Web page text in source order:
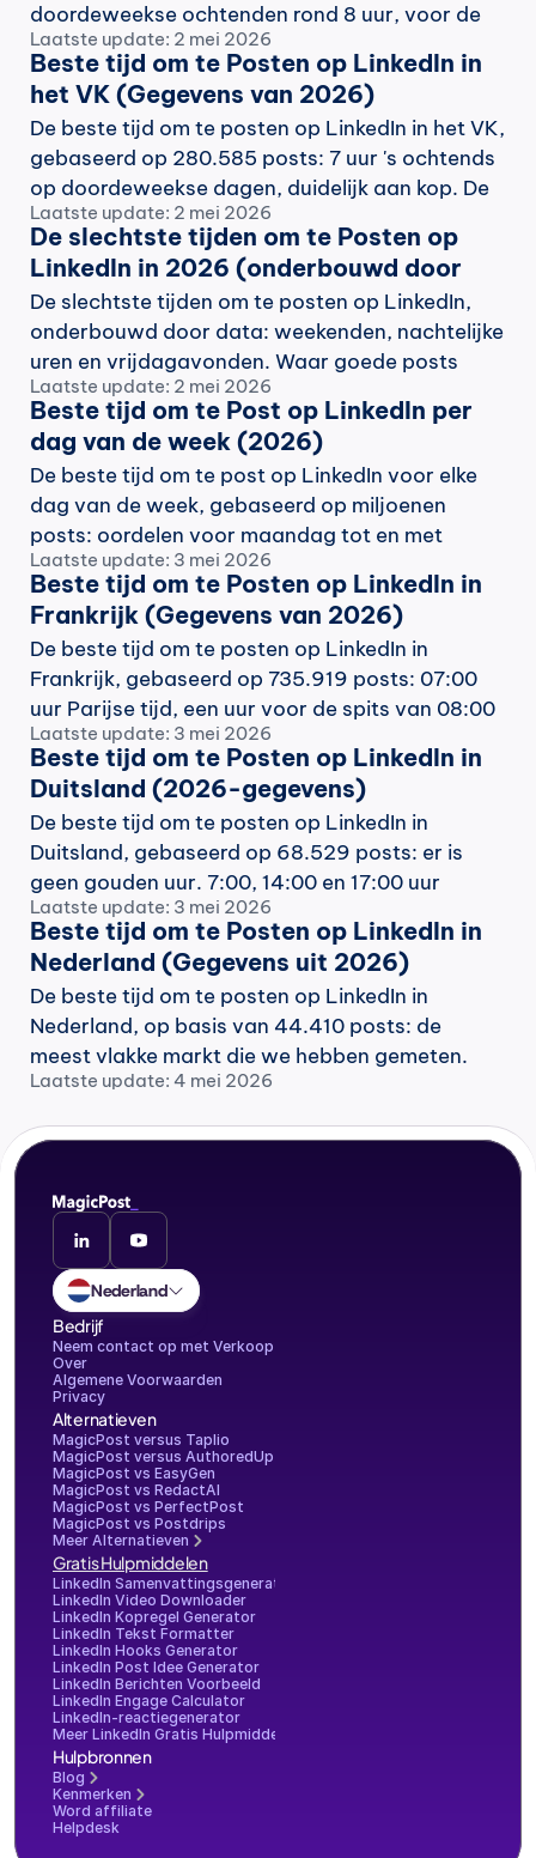
doordeweekse ochtenden rond 8 uur, voor de
spits van 10 uur.
Laatste update: 2 mei 2026
Beste tijd om te Posten op LinkedIn in
het VK (Gegevens van 2026)
De beste tijd om te posten op LinkedIn in het VK,
gebaseerd op 280.585 posts: 7 uur 's ochtends
op doordeweekse dagen, duidelijk aan kop. De
gegevens, de uitzondering tijdens de lunch en
de gewoonten van makers.
Laatste update: 2 mei 2026
De slechtste tijden om te Posten op
LinkedIn in 2026 (onderbouwd door
data)
De slechtste tijden om te posten op LinkedIn,
onderbouwd door data: weekenden, nachtelijke
uren en vrijdagavonden. Waar goede posts
sterven, en wat je in plaats daarvan kunt doen.
Laatste update: 2 mei 2026
Beste tijd om te Post op LinkedIn per
dag van de week (2026)
De beste tijd om te post op LinkedIn voor elke
dag van de week, gebaseerd op miljoenen
posts: oordelen voor maandag tot en met
zondag, de beste tijdsbestekken en de dagen
die je beter kunt overslaan.
Laatste update: 3 mei 2026
Beste tijd om te Posten op LinkedIn in
Frankrijk (Gegevens van 2026)
De beste tijd om te posten op LinkedIn in
Frankrijk, gebaseerd op 735.919 posts: 07:00
uur Parijse tijd, een uur voor de spits van 08:00
uur die de rest volgt.
Laatste update: 3 mei 2026
Beste tijd om te Posten op LinkedIn in
Duitsland (2026-gegevens)
De beste tijd om te posten op LinkedIn in
Duitsland, gebaseerd op 68.529 posts: er is
geen gouden uur. 7:00, 14:00 en 17:00 uur
eindigen gelijk, en woensdag is het echte
signaal.
Laatste update: 3 mei 2026
Beste tijd om te Posten op LinkedIn in
Nederland (Gegevens uit 2026)
De beste tijd om te posten op LinkedIn in
Nederland, op basis van 44.410 posts: de
meest vlakke markt die we hebben gemeten.
Ochtenden presteren ondergemiddeld; avonden
Laatste update: 4 mei 2026
Nederland
Bedrijf
Neem contact op met Verkoop
Over
Algemene Voorwaarden
Privacy
Alternatieven
MagicPost versus Taplio
MagicPost versus AuthoredUp
MagicPost vs EasyGen
MagicPost vs RedactAI
MagicPost vs PerfectPost
MagicPost vs Postdrips
Meer Alternatieven
Gratis Hulpmiddelen
LinkedIn Samenvattingsgenerator
LinkedIn Video Downloader
LinkedIn Kopregel Generator
LinkedIn Tekst Formatter
LinkedIn Hooks Generator
LinkedIn Post Idee Generator
LinkedIn Berichten Voorbeeld
LinkedIn Engage Calculator
LinkedIn-reactiegenerator
Meer LinkedIn Gratis Hulpmiddelen
Hulpbronnen
Blog
Kenmerken
Word affiliate
Helpdesk